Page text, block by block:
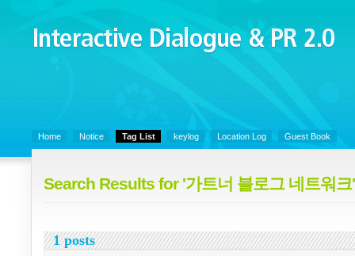
Interactive Dialogue &
PR 2.0
Home Notice Tag List keylog Location Log Guest Book
Search Results for '가트너 블로그 네트워크'
1 posts